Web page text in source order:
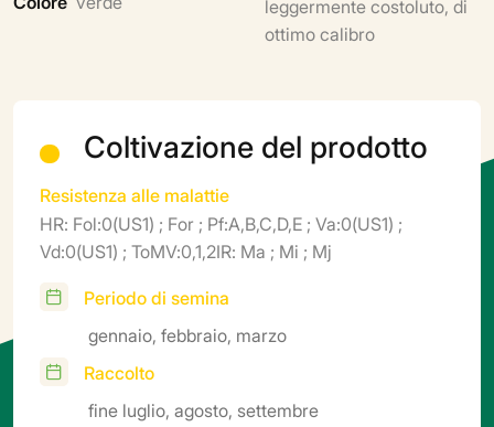
leggermente costoluto, di
ottimo calibro
Coltivazione del prodotto
Resistenza alle malattie
HR: Fol:0(US1) ; For ; Pf:A,B,C,D,E ; Va:0(US1) ;
Vd:0(US1) ; ToMV:0,1,2IR: Ma ; Mi ; Mj
Periodo di semina
gennaio, febbraio, marzo
Raccolto
fine luglio, agosto, settembre